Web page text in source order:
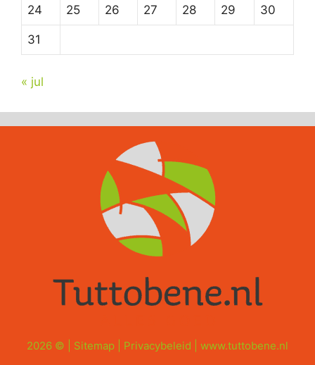
24 25 26 27 28 29 30
31
« jul
2026 © | Sitemap Privacybeleid www.tuttobene.nl